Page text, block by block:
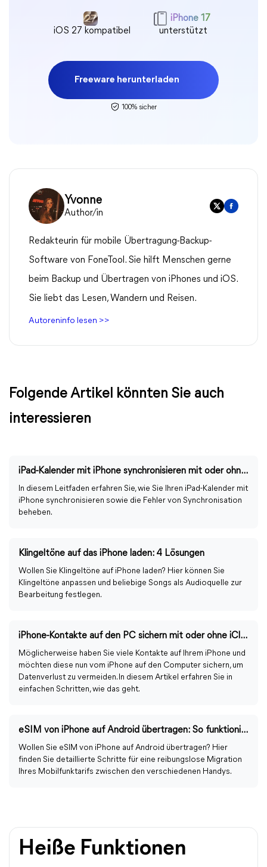
iOS 27 kompatibel
iPhone 17
unterstützt
Freeware herunterladen
100% sicher
Yvonne
Author/in
Redakteurin für mobile Übertragung-Backup-
Software von FoneTool. Sie hilft Menschen gerne
beim Backup und Übertragen von iPhones und iOS.
Sie liebt das Lesen, Wandern und Reisen.
Autoreninfo lesen >>
Folgende Artikel könnten Sie auch
interessieren
iPad-Kalender mit iPhone synchronisieren mit oder ohne iCloud
In diesem Leitfaden erfahren Sie, wie Sie Ihren iPad-Kalender mit
iPhone synchronisieren sowie die Fehler von Synchronisation
beheben.
Klingeltöne auf das iPhone laden: 4 Lösungen
Wollen Sie Klingeltöne auf iPhone laden? Hier können Sie
Klingeltöne anpassen und beliebige Songs als Audioquelle zur
Bearbeitung festlegen.
iPhone-Kontakte auf den PC sichern mit oder ohne iCloud
Möglicherweise haben Sie viele Kontakte auf Ihrem iPhone und
möchten diese nun vom iPhone auf den Computer sichern, um
Datenverlust zu vermeiden. In diesem Artikel erfahren Sie in
einfachen Schritten, wie das geht.
eSIM von iPhone auf Android übertragen: So funktioniert’s
Wollen Sie eSIM von iPhone auf Android übertragen? Hier
finden Sie detaillierte Schritte für eine reibungslose Migration
Ihres Mobilfunktarifs zwischen den verschiedenen Handys.
Heiße Funktionen